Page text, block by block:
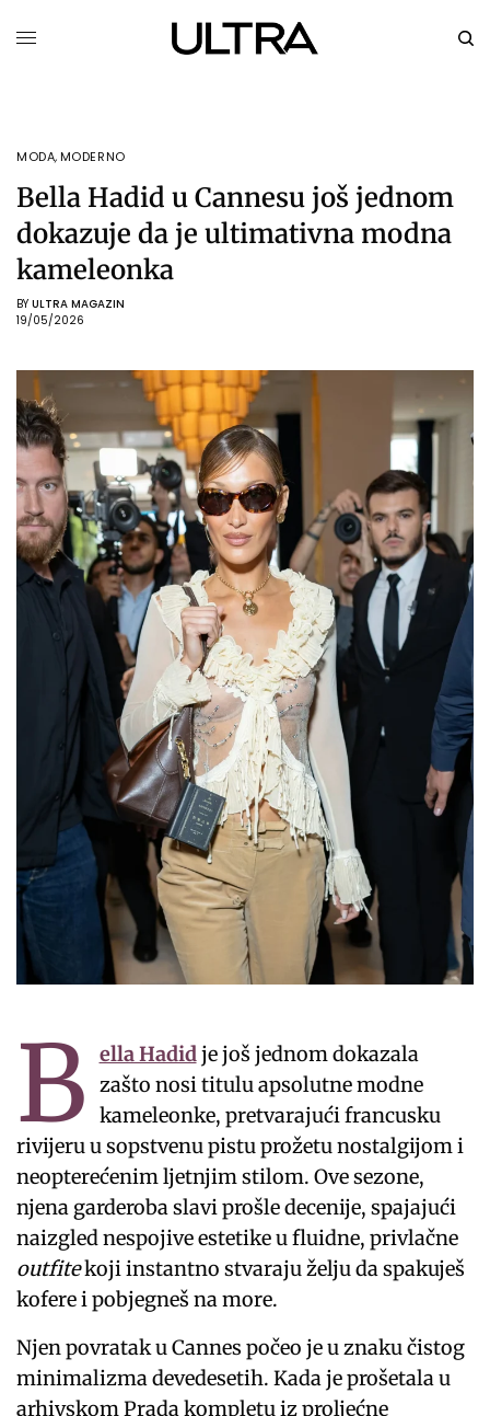
MODA,MODERNO
Bella Hadid u Cannesu još jednom
dokazuje da je ultimativna modna
kameleonka
BY ULTRA MAGAZIN
19/05/2026
B ella Hadidje još jednom dokazala
zašto nosi titulu apsolutne modne
kameleonke, pretvarajući francusku
rivijeru u sopstvenu pistu prožetu nostalgijom i
neopterećenim ljetnjim stilom. Ove sezone,
njena garderoba slavi prošle decenije, spajajući
naizgled nespojive estetike u fluidne, privlačne
outfitekoji instantno stvaraju želju da spakuješ
kofere i pobjegneš na more.
Njen povratak u Cannes počeo je u znaku čistog
minimalizma devedesetih. Kada je prošetala u
arhivskom Prada kompletu iz proljećne